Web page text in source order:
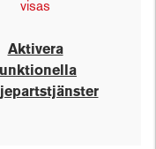
visas
Aktivera